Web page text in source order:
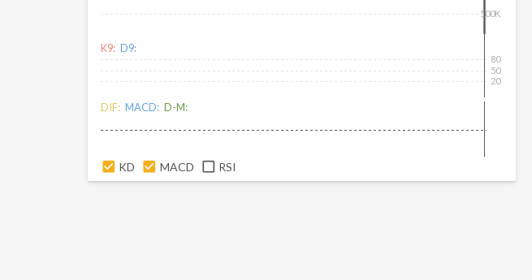
500K
K9: D9:
20
50
80
DIF: MACD: D-M:
KD MACD RSI